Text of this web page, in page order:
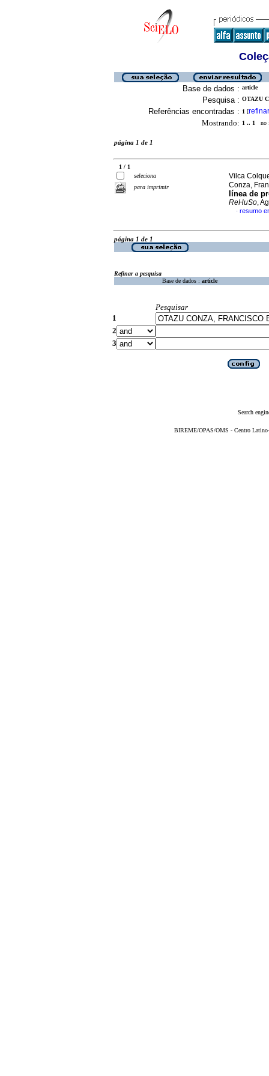
Base de dados : article
Pesquisa : OTAZU
Referências encontradas : 1 [refinar
Mostrando: 1 .. 1 no
página 1 de 1
1 / 1
seleciona
para imprimir
Vilca
Conza,
línea de
ReHuSo,
· resumo
página 1 de 1
Refinar a pesquisa
Base de dados : article
Pesquisar
1
2
3
Search
BIREME/OPAS/OMS - Centro Latino-